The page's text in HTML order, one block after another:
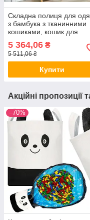
Складна полиця для
з бамбука з тканинними
кошиками, кошик для
5 364,06 ₴
5 511,06 ₴
Купити
Акційні пропозиції
–70%